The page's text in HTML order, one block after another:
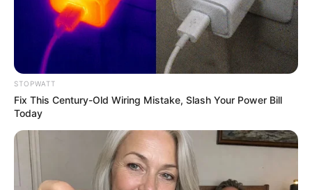
You'll Be Amazed By The Blue Lagoon Stars Today
BRAINBERRIES
STOPWATT
Fix This Century-Old Wiring Mistake, Slash Your Power Bill
Today